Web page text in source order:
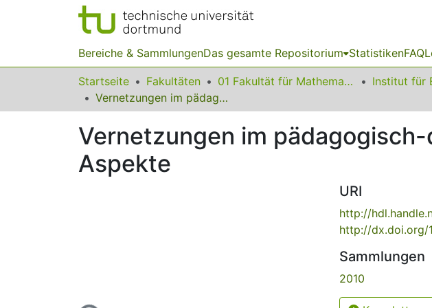
Bereiche & SammlungenDas gesamte Repositorium StatistikenFAQ
Startseite Fakultäten 01 Fakultät für Mathematik
Vernetzungen im pädagogisch-didaktischen Kontext vertiefende Aspekte
Vernetzungen im
Aspekte
URI
http://
http://dx.doi.org/
Sammlungen
2010